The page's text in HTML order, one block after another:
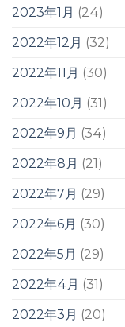
2023年1月 (24)
2022年12月 (32)
2022年11月 (30)
2022年10月 (31)
2022年9月 (34)
2022年8月 (21)
2022年7月 (29)
2022年6月 (30)
2022年5月 (29)
2022年4月 (31)
2022年3月 (20)